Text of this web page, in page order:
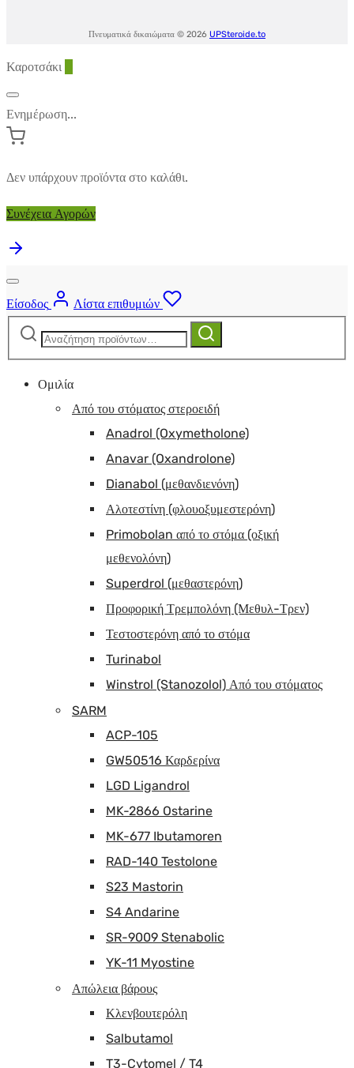
Πνευματικά δικαιώματα © 2026 UPSteroide.to
Καροτσάκι
Ενημέρωση...
Δεν υπάρχουν προϊόντα στο καλάθι.
Συνέχεια Αγορών
Είσοδος
Λίστα επιθυμιών
Αναζήτηση
Αναζήτηση
Ομιλία
Από του στόματος στεροειδή
Anadrol (Oxymetholone)
Anavar (Oxandrolone)
Dianabol (μεθανδιενόνη)
Αλοτεστίνη (φλουοξυμεστερόνη)
Primobolan από το στόμα (οξική
μεθενολόνη)
Superdrol (μεθαστερόνη)
Προφορική Τρεμπολόνη (Μεθυλ-Τρεν)
Τεστοστερόνη από το στόμα
Turinabol
Winstrol (Stanozolol) Από του στόματος
SARM
ACP-105
GW50516 Καρδερίνα
LGD Ligandrol
MK-2866 Ostarine
MK-677 Ibutamoren
RAD-140 Testolone
S23 Mastorin
S4 Andarine
SR-9009 Stenabolic
YK-11 Myostine
Απώλεια βάρους
Κλενβουτερόλη
Salbutamol
T3-Cytomel / T4